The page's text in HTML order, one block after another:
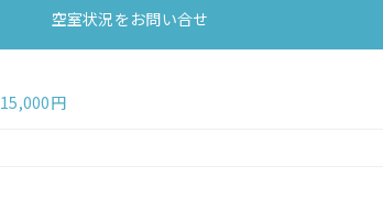
空室状況をお問い合せ
15,000円